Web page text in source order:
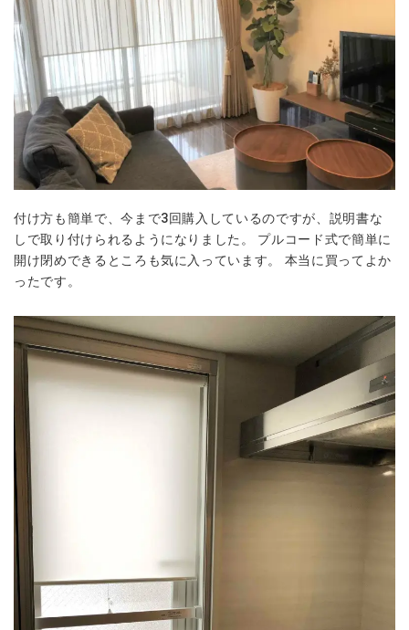
付け方も簡単で、今まで3回購入しているのですが、説明書な
しで取り付けられるようになりました。 プルコード式で簡単に
開け閉めできるところも気に入っています。 本当に買ってよか
ったです。